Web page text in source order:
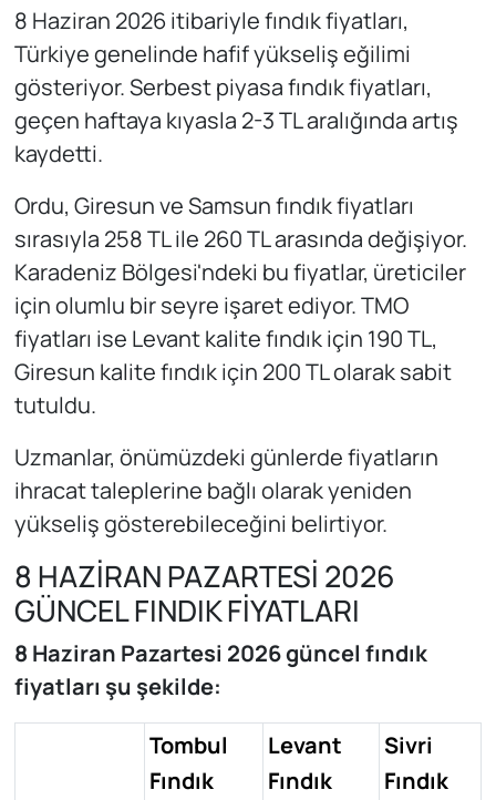
8 Haziran 2026 itibariyle fındık fiyatları,
Türkiye genelinde hafif yükseliş eğilimi
gösteriyor. Serbest piyasa fındık fiyatları,
geçen haftaya kıyasla 2-3 TL aralığında artış
kaydetti.
Ordu, Giresun ve Samsun fındık fiyatları
sırasıyla 258 TL ile 260 TL arasında değişiyor.
Karadeniz Bölgesi'ndeki bu fiyatlar, üreticiler
için olumlu bir seyre işaret ediyor. TMO
fiyatları ise Levant kalite fındık için 190 TL,
Giresun kalite fındık için 200 TL olarak sabit
tutuldu.
Uzmanlar, önümüzdeki günlerde fiyatların
ihracat taleplerine bağlı olarak yeniden
yükseliş gösterebileceğini belirtiyor.
8 HAZİRAN PAZARTESİ 2026
GÜNCEL FINDIK FİYATLARI
8 Haziran Pazartesi 2026 güncel fındık
fiyatları şu şekilde:
Tombul
Fındık
Levant
Fındık
Sivri
Fındık
Yerel